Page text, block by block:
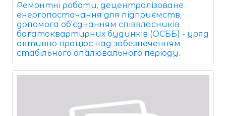
Ремонтні роботи, децентралізоване
енергопостачання для підприємств,
допомога об'єднанням співвласників
багатоквартирних будинків (ОСББ) - уряд
активно працює над забезпеченням
стабільного опалювального періоду.